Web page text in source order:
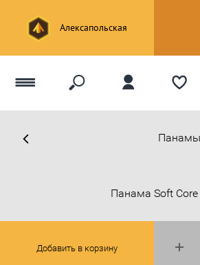
Алексапольская
Панамы
Панама Soft Core
Добавить в корзину